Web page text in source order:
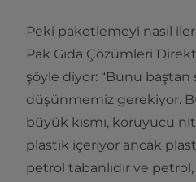
Peki paketlemeyi nasıl
Pak Gıda Çözümleri
şöyle diyor: “Bunu baştan
düşünmemiz gerekiyor.
büyük kısmı, koruyucu
plastik içeriyor ancak
petrol tabanlıdır ve